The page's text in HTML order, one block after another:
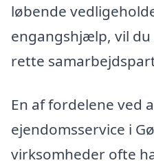
løbende
engangshjælp, vil
rette
En af fordelene ved
ejendomsservice i
virksomheder ofte